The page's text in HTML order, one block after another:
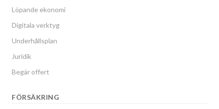
Löpande ekonomi
Digitala verktyg
Underhållsplan
Juridik
Begär offert
FÖRSÄKRING